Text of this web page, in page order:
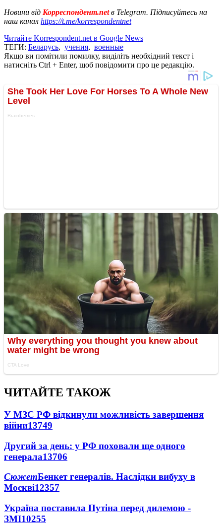
Новини від Корреспондент.netв Telegram. Підписуйтесь на
наш канал https://t.me/korrespondentnet
Читайте Korrespondent.net в Google News
ТЕГИ: Беларусь, учения, военные
Якщо ви помітили помилку, виділіть необхідний текст і
натисніть Ctrl + Enter, щоб повідомити про це редакцію.
ЧИТАЙТЕ ТАКОЖ
У МЗС РФ відкинули можливість завершення
війни13749
Другий за день: у РФ поховали ще одного
генерала13706
СюжетБенкет генералів. Наслідки вибуху в
Москві12357
Україна поставила Путіна перед дилемою -
ЗМІ10255